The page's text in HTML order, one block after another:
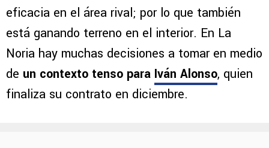
eficacia en el área rival; por lo que también
está ganando terreno en el interior. En La
Noria hay muchas decisiones a tomar en medio
de un contexto tenso para Iván Alonso, quien
finaliza su contrato en diciembre.